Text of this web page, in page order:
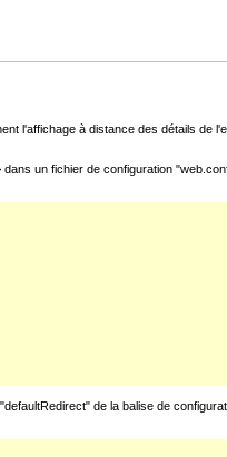
l'affichage à distance des détails de
un fichier de configuration
de la balise de